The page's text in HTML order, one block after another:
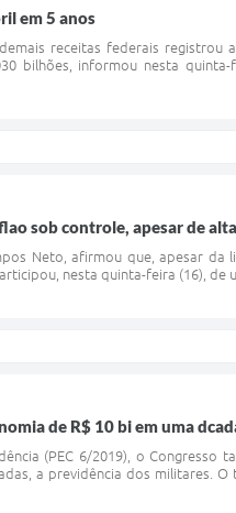
em 5 anos
receitas federais
bilhões, informou nesta
sob controle, apesar de
Neto, afirmou que, apesar
nesta quinta-feira (16), de
de R$ 10 bi em uma
(PEC 6/2019), o Congresso
a previdência dos militares.